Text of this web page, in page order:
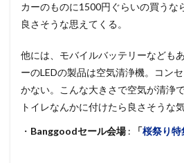
カーのものに1500円ぐらいの買うな
良さそうな思えてくる。
他には、モバイルバッテリーなども
ーのLEDの製品は空気清浄機。コン
かない。こんな大きさで空気が清浄
トイレなんかに付けたら良さそうな
・ Banggoodセール会場: 「桜祭り特